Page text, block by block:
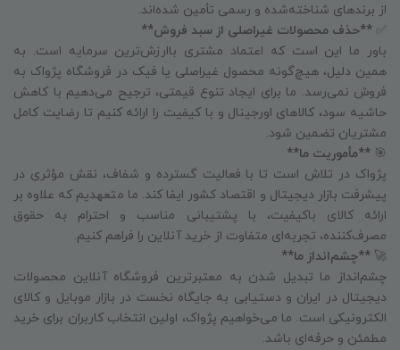
از برندهای شناخته‌شده و رسمی تأمین شده‌اند.
✅ **حذف محصولات غیراصلی از سبد فروش**
باور ما این است که اعتماد مشتری باارزش‌ترین سرمایه است. به
همین دلیل، هیچ‌گونه محصول غیراصلی یا فیک در فروشگاه پژواک به
فروش نمی‌رسد. ما برای ایجاد تنوع قیمتی، ترجیح می‌دهیم با کاهش
حاشیه سود، کالاهای اورجینال و با کیفیت را ارائه کنیم تا رضایت کامل
مشتریان تضمین شود.
🎯 **مأموریت ما**
پژواک در تلاش است تا با فعالیت گسترده و شفاف، نقش مؤثری در
پیشرفت بازار دیجیتال و اقتصاد کشور ایفا کند. ما متعهدیم که علاوه بر
ارائه کالای باکیفیت، با پشتیبانی مناسب و احترام به حقوق
مصرف‌کننده، تجربه‌ای متفاوت از خرید آنلاین را فراهم کنیم.
🚀 **چشم‌انداز ما**
چشم‌انداز ما تبدیل شدن به معتبرترین فروشگاه آنلاین محصولات
دیجیتال در ایران و دستیابی به جایگاه نخست در بازار موبایل و کالای
الکترونیکی است. ما می‌خواهیم پژواک، اولین انتخاب کاربران برای خرید
مطمئن و حرفه‌ای باشد.